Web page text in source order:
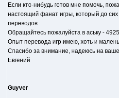
Если кто-нибудь готов мне помочь,
настоящий фанат игры, который до
переводов
Обращайтесь пожалуйста в аську -
Опыт перевода игр имею, хоть и
Спасибо за внимание, надеюсь на
Евгений
Guyver